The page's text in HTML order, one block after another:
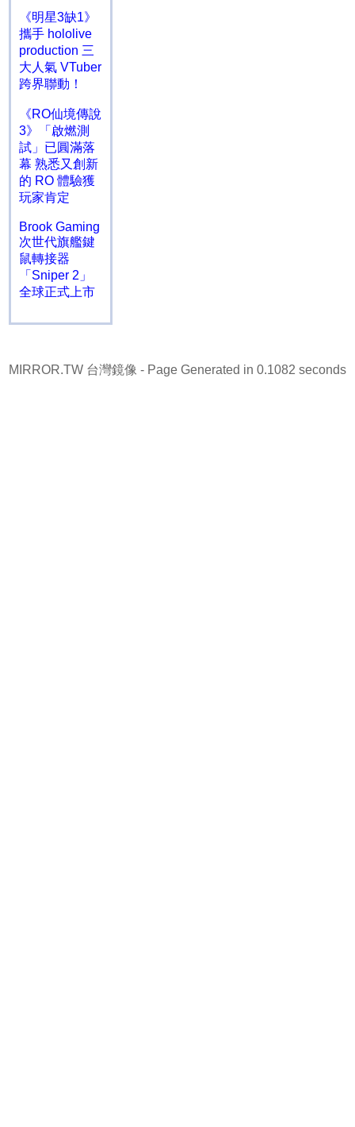
《明星3缺1》
攜手 hololive
production 三
大人氣 VTuber
跨界聯動！
《RO仙境傳說
3》「啟燃測
試」已圓滿落
幕 熟悉又創新
的 RO 體驗獲
玩家肯定
Brook Gaming
次世代旗艦鍵
鼠轉接器
「Sniper 2」
全球正式上市
MIRROR.TW 台灣鏡像 - Page Generated in 0.1082 seconds